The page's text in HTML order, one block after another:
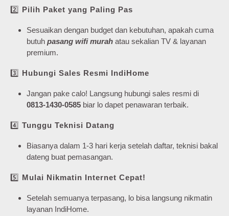
2️⃣ Pilih Paket yang Paling Pas
Sesuaikan dengan budget dan kebutuhan, apakah cuma
butuh pasang wifi murah atau sekalian TV & layanan
premium.
3️⃣ Hubungi Sales Resmi IndiHome
Jangan pake calo! Langsung hubungi sales resmi di
0813-1430-0585 biar lo dapet penawaran terbaik.
4️⃣ Tunggu Teknisi Datang
Biasanya dalam 1-3 hari kerja setelah daftar, teknisi bakal
dateng buat pemasangan.
5️⃣ Mulai Nikmatin Internet Cepat!
Setelah semuanya terpasang, lo bisa langsung nikmatin
layanan IndiHome.